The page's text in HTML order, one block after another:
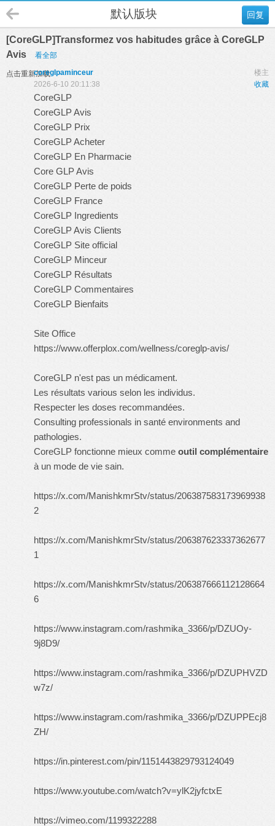
回复
默认版块
[CoreGLP]Transformez vos habitudes grâce à CoreGLP
Avis
看全部
点击重新加载 楼主
coreglpaminceur
收藏
2026-6-10 20:11:38
CoreGLP
CoreGLP Avis
CoreGLP Prix
CoreGLP Acheter
CoreGLP En Pharmacie
Core GLP Avis
CoreGLP Perte de poids
CoreGLP France
CoreGLP Ingredients
CoreGLP Avis Clients
CoreGLP Site official
CoreGLP Minceur
CoreGLP Résultats
CoreGLP Commentaires
CoreGLP Bienfaits
Site Office
https://www.offerplox.com/wellness/coreglp-avis/
CoreGLP n'est pas un médicament.
Les résultats various selon les individus.
Respecter les doses recommandées.
Consulting professionals in santé environments and
pathologies.
CoreGLP fonctionne mieux comme outil complémentaire
à un mode de vie sain.
https://x.com/ManishkmrStv/status/206387583173969938
2
https://x.com/ManishkmrStv/status/206387623337362677
1
https://x.com/ManishkmrStv/status/206387666112128664
6
https://www.instagram.com/rashmika_3366/p/DZUOy-
9j8D9/
https://www.instagram.com/rashmika_3366/p/DZUPHVZD
w7z/
https://www.instagram.com/rashmika_3366/p/DZUPPEcj8
ZH/
https://in.pinterest.com/pin/1151443829793124049
https://www.youtube.com/watch?v=ylK2jyfctxE
https://vimeo.com/1199322288